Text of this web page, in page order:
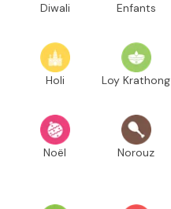
Diwali Enfants
Holi Loy Krathong
Noël Norouz